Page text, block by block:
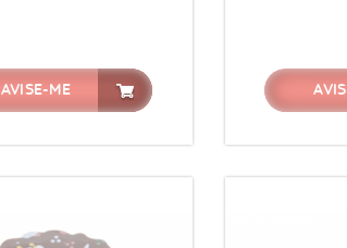
AVISE-ME